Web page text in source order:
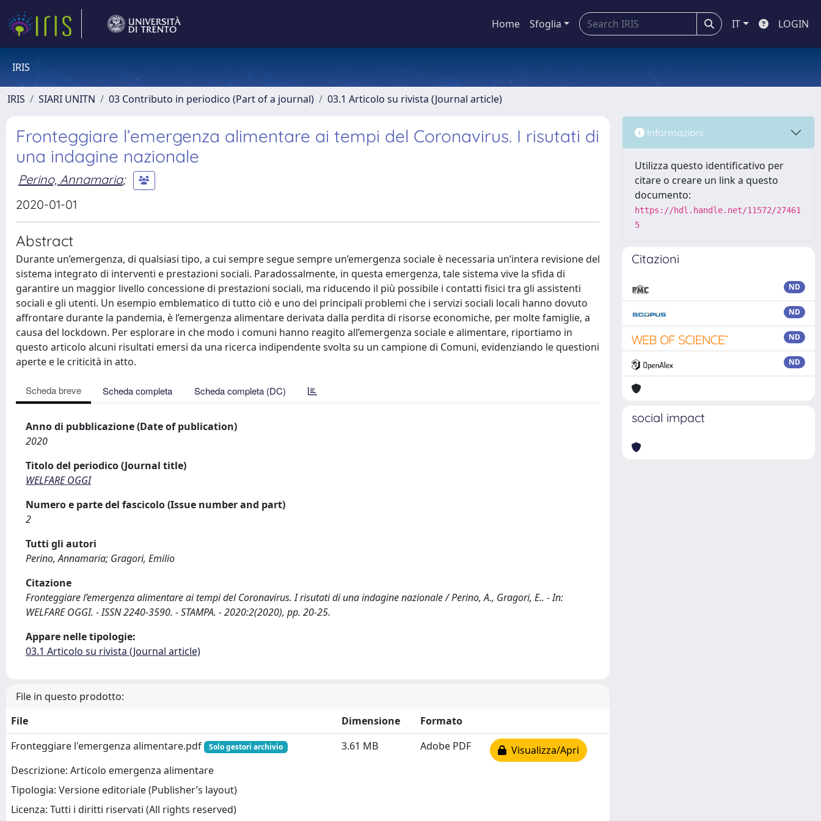
Home Sfoglia IT LOGIN
IRIS
IRIS SIARI UNITN 03 Contributo in periodico (Part of a journal) 03.1 Articolo su rivista (Journal article)
Fronteggiare l’emergenza alimentare ai tempi del Coronavirus. I risutati di
una indagine nazionale
Perino, Annamaria;
2020-01-01
Abstract
Durante un’emergenza, di qualsiasi tipo, a cui sempre segue sempre un’emergenza sociale è necessaria un’intera revisione del
sistema integrato di interventi e prestazioni sociali. Paradossalmente, in questa emergenza, tale sistema vive la sfida di
garantire un maggior livello concessione di prestazioni sociali, ma riducendo il più possibile i contatti fisici tra gli assistenti
sociali e gli utenti. Un esempio emblematico di tutto ciò e uno dei principali problemi che i servizi sociali locali hanno dovuto
affrontare durante la pandemia, è l’emergenza alimentare derivata dalla perdita di risorse economiche, per molte famiglie, a
causa del lockdown. Per esplorare in che modo i comuni hanno reagito all’emergenza sociale e alimentare, riportiamo in
questo articolo alcuni risultati emersi da una ricerca indipendente svolta su un campione di Comuni, evidenziando le questioni
aperte e le criticità in atto.
Scheda breve Scheda completa Scheda completa (DC)
Anno di pubblicazione (Date of publication)
2020
Titolo del periodico (Journal title)
WELFARE OGGI
Numero e parte del fascicolo (Issue number and part)
2
Tutti gli autori
Perino, Annamaria; Gragori, Emilio
Citazione
Fronteggiare l’emergenza alimentare ai tempi del Coronavirus. I risutati di una indagine nazionale / Perino, A., Gragori, E.. - In:
WELFARE OGGI. - ISSN 2240-3590. - STAMPA. - 2020:2(2020), pp. 20-25.
Appare nelle tipologie:
03.1 Articolo su rivista (Journal article)
File in questo prodotto:
File
Dimensione
Formato
Fronteggiare l'emergenza alimentare.pdf
Solo gestori archivio
Descrizione: Articolo emergenza alimentare
Tipologia: Versione editoriale (Publisher’s layout)
Licenza: Tutti i diritti riservati (All rights reserved)
3.61 MB Adobe PDF Visualizza/Apri
Informazioni
Utilizza questo identificativo per
citare o creare un link a questo
documento:
https://hdl.handle.net/11572/27461
5
Citazioni
ND
ND
ND
ND
social impact